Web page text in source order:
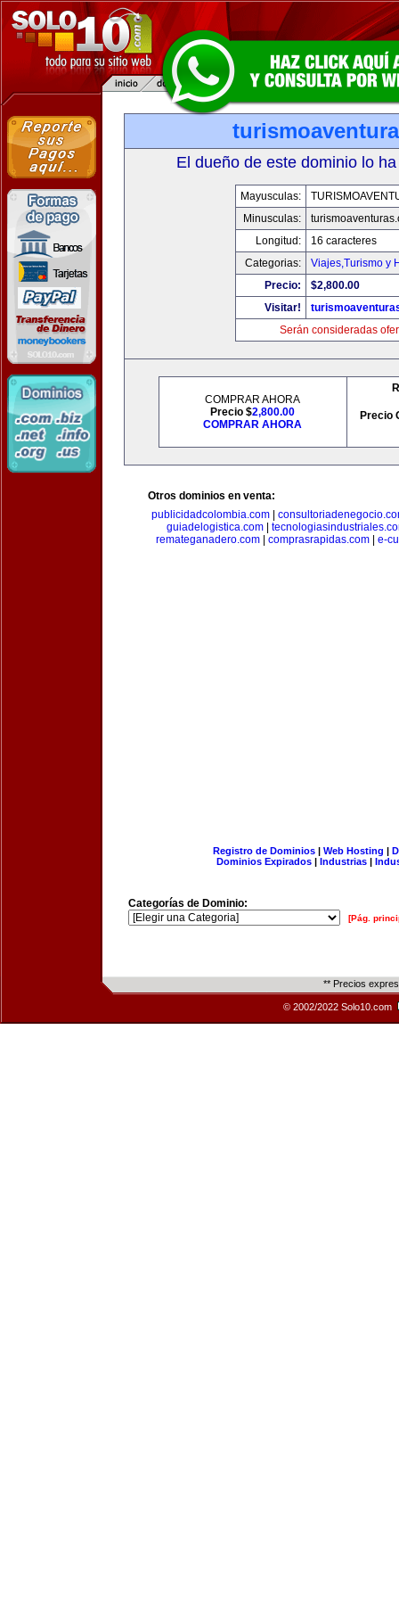
El dueño de este dominio lo
Mayusculas:
Minusculas:
Longitud:
16 caracteres
Categorias:
Viajes,Turismo y
Precio:
$2,800.00
Visitar!
Serán consideradas
COMPRAR AHORA
Precio $2,800.00
COMPRAR AHORA
Precio
Otros dominios en venta:
publicidadcolombia.com|
guiadelogistica.com|
remateganadero.com
comprasrapidas.com e-
Registro de Dominios| Web Hosting |
Dominios Expirados | Industrias |
Categorías de Dominio:
[Pág.
** Precios
© 2002/2022 Solo10.com